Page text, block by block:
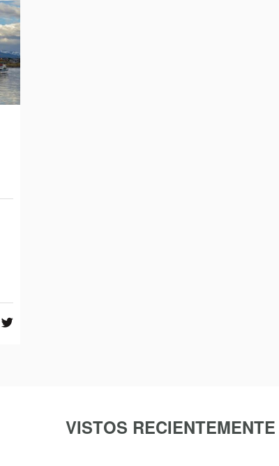
VISTOS RECIENTEMENTE